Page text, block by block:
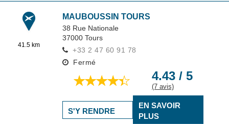
41.5 km
MAUBOUSSIN TOURS
38 Rue Nationale
37000 Tours
+33 2 47 60 91 78
Fermé
4.43 / 5
(7 avis)
EN SAVOIR
PLUS
S'Y RENDRE